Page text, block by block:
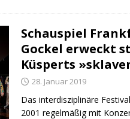
Schauspiel
Gockel erweckt
Küsperts
28. Januar 2019
Das interdisziplinäre
2001 regelmäßig mit